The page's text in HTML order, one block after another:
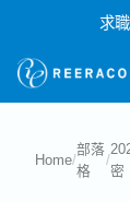
求
Home/
部落
格
/
密